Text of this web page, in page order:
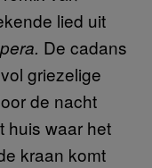
lied uit
De cadans
griezelige
de nacht
huis waar het
kraan komt